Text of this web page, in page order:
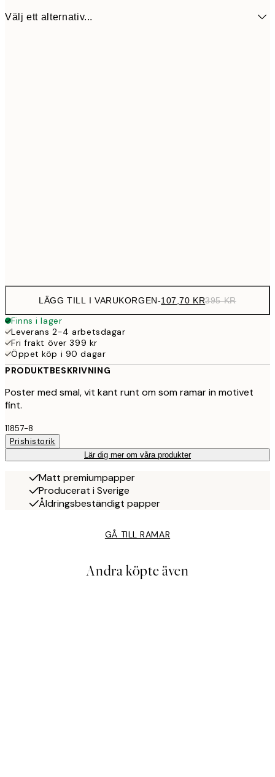
Välj ett alternativ...
LÄGG TILL I VARUKORGEN-107,70 KR395 KR
Finns i lager
Leverans 2-4 arbetsdagar
Fri frakt över 399 kr
Öppet köp i 90 dagar
PRODUKTBESKRIVNING
Poster med smal, vit kant runt om som ramar in motivet
fint.
11857-8
Prishistorik
Lär dig mer om våra produkter
Matt premiumpapper
Producerat i Sverige
Åldringsbeständigt papper
GÅ TILL RAMAR
Andra köpte även